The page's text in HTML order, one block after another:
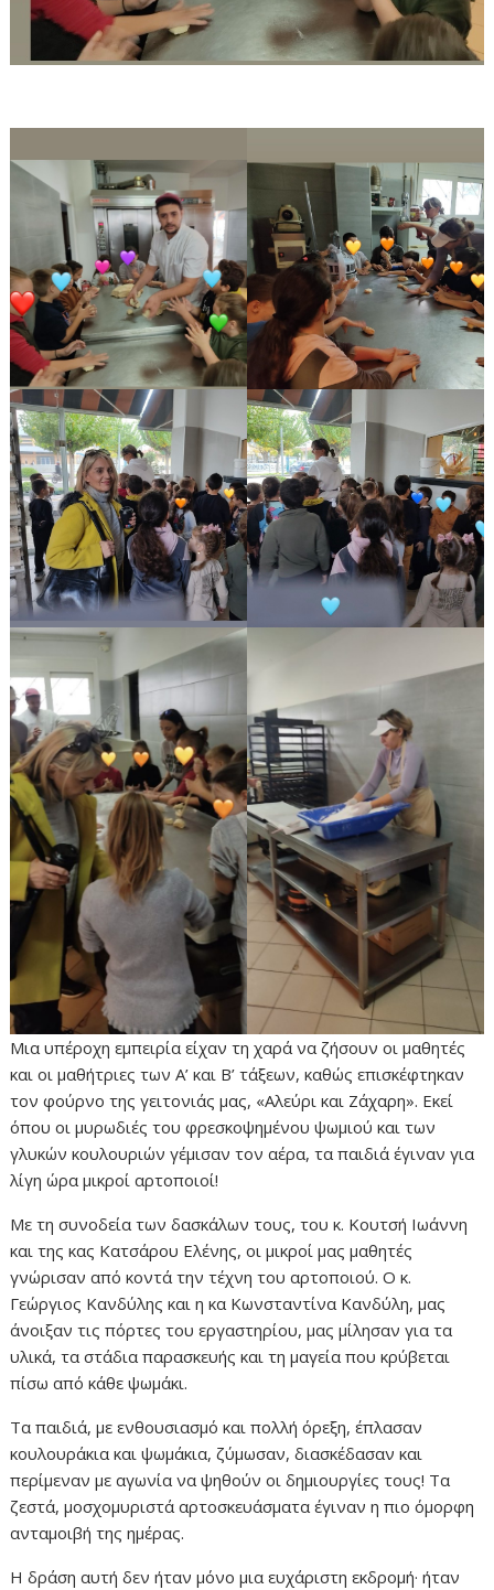
Μια υπέροχη εμπειρία είχαν τη χαρά να ζήσουν οι μαθητές
και οι μαθήτριες των Α’ και Β’ τάξεων, καθώς επισκέφτηκαν
τον φούρνο της γειτονιάς μας, «Αλεύρι και Ζάχαρη». Εκεί
όπου οι μυρωδιές του φρεσκοψημένου ψωμιού και των
γλυκών κουλουριών γέμισαν τον αέρα, τα παιδιά έγιναν για
λίγη ώρα μικροί αρτοποιοί!
Με τη συνοδεία των δασκάλων τους, του κ. Κουτσή Ιωάννη
και της κας Κατσάρου Ελένης, οι μικροί μας μαθητές
γνώρισαν από κοντά την τέχνη του αρτοποιού. Ο κ.
Γεώργιος Κανδύλης και η κα Κωνσταντίνα Κανδύλη, μας
άνοιξαν τις πόρτες του εργαστηρίου, μας μίλησαν για τα
υλικά, τα στάδια παρασκευής και τη μαγεία που κρύβεται
πίσω από κάθε ψωμάκι.
Τα παιδιά, με ενθουσιασμό και πολλή όρεξη, έπλασαν
κουλουράκια και ψωμάκια, ζύμωσαν, διασκέδασαν και
περίμεναν με αγωνία να ψηθούν οι δημιουργίες τους! Τα
ζεστά, μοσχομυριστά αρτοσκευάσματα έγιναν η πιο όμορφη
ανταμοιβή της ημέρας.
Η δράση αυτή δεν ήταν μόνο μια ευχάριστη εκδρομή· ήταν